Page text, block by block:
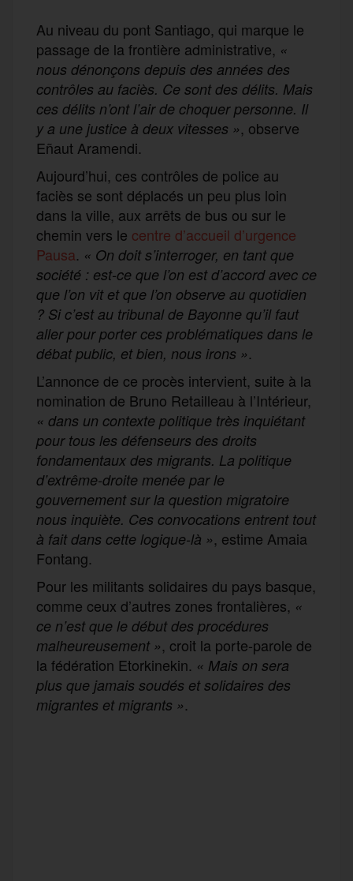
Au niveau du pont Santiago, qui marque le
passage de la frontière administrative, «
nous dénonçons depuis des années des
contrôles au faciès. Ce sont des délits. Mais
ces délits n’ont l’air de choquer personne. Il
y a une justice à deux vitesses », observe
Eñaut Aramendi.
Aujourd’hui, ces contrôles de police au
faciès se sont déplacés un peu plus loin
dans la ville, aux arrêts de bus ou sur le
chemin vers le centre d’accueil d’urgence
Pausa. « On doit s’interroger, en tant que
société : est-ce que l’on est d’accord avec ce
que l’on vit et que l’on observe au quotidien
? Si c’est au tribunal de Bayonne qu’il faut
aller pour porter ces problématiques dans le
débat public, et bien, nous irons ».
L’annonce de ce procès intervient, suite à la
nomination de Bruno Retailleau à l’Intérieur,
« dans un contexte politique très inquiétant
pour tous les défenseurs des droits
fondamentaux des migrants. La politique
d’extrême-droite menée par le
gouvernement sur la question migratoire
nous inquiète. Ces convocations entrent tout
à fait dans cette logique-là », estime Amaia
Fontang.
Pour les militants solidaires du pays basque,
comme ceux d’autres zones frontalières, «
ce n’est que le début des procédures
malheureusement », croit la porte-parole de
la fédération Etorkinekin. « Mais on sera
plus que jamais soudés et solidaires des
migrantes et migrants ».